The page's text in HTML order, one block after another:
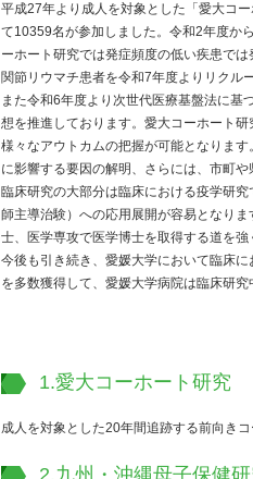
平成27年より成人を対象とした「愛大コ
て10359名が参加しました。令和2年度か
ーホート研究では発症頻度の低い疾患で
関節リウマチ患者を令和7年度よりリクル
また令和6年度より次世代医療基盤法に基
想を推進しております。愛大コーホート
様々なアウトカムの把握が可能となりま
に影響する要因の解明、さらには、市町
臨床研究の大部分は臨床における疫学研
師主導治験）への応用展開が容易となり
士、医学専攻で医学博士を取得する道を強
今後も引き続き、愛媛大学において臨床
を多数獲得して、愛媛大学病院は臨床研究
1.愛大コーホート研究
成人を対象とした20年間追跡する前向きコ
2.九州・沖縄母子保健